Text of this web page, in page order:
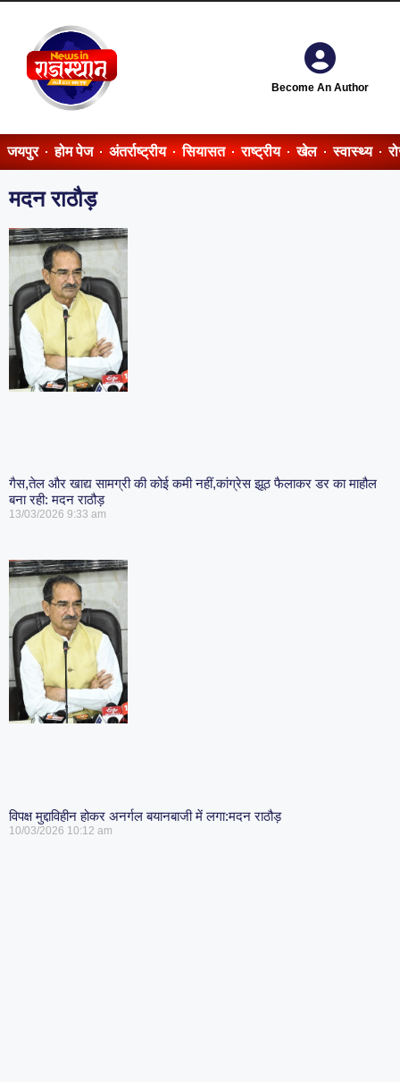
Become An Author
जयपुर होम पेज अंतर्राष्ट्रीय सियासत राष्ट्रीय खेल स्वास्थ्य
मदन राठौड़
गैस,तेल और खाद्य सामग्री की कोई कमी नहीं,कांग्रेस झूठ फैलाकर डर का माहौल
बना रही: मदन राठौड़
13/03/2026 9:33 am
विपक्ष मुद्दाविहीन होकर अनर्गल बयानबाजी में लगा:मदन राठौड़
10/03/2026 10:12 am